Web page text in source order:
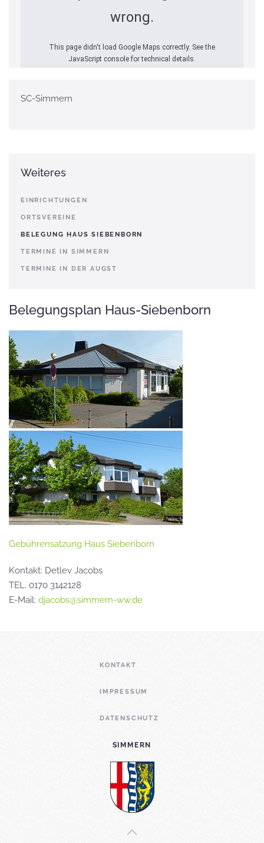
wrong.
This page didn't load Google Maps correctly. See the
JavaScript console for technical details.
SC-Simmern
Weiteres
EINRICHTUNGEN
ORTSVEREINE
BELEGUNG HAUS SIEBENBORN
TERMINE IN SIMMERN
TERMINE IN DER AUGST
Belegungsplan Haus-Siebenborn
Gebührensatzung Haus Siebenborn
Kontakt: Detlev Jacobs
TEL. 0170 3142128
E-Mail: djacobs@simmern-ww.de
KONTAKT
IMPRESSUM
DATENSCHUTZ
SIMMERN